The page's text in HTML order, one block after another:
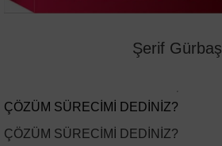
Şerif Gürbaş
ÇÖZÜM SÜRECİMİ DEDİNİZ?
ÇÖZÜM SÜRECİMİ DEDİNİZ?